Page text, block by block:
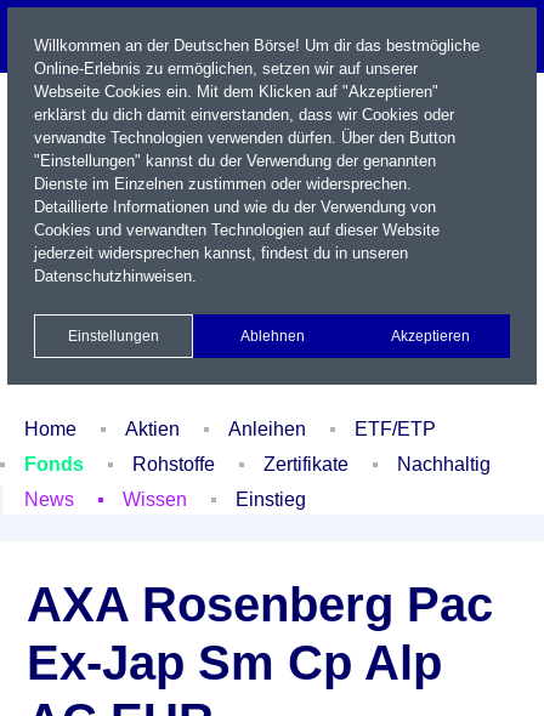
Name / WKN / ISIN / Kürzel
Xetra Realtime
Watchlist Portfolio Login
Home Aktien Anleihen
ETF/ETP
Fonds
Rohstoffe Zertifikate
Nachhaltig
News
Wissen Einstieg
AXA Rosenberg Pac
Ex-Jap Sm Cp Alp
Willkommen an der Deutschen Börse! Um dir das bestmögliche
Online-Erlebnis zu ermöglichen, setzen wir auf unserer
Webseite Cookies ein. Mit dem Klicken auf "Akzeptieren"
erklärst du dich damit einverstanden, dass wir Cookies oder
verwandte Technologien verwenden dürfen. Über den Button
"Einstellungen" kannst du der Verwendung der genannten
Dienste im Einzelnen zustimmen oder widersprechen.
Detaillierte Informationen und wie du der Verwendung von
Cookies und verwandten Technologien auf dieser Website
jederzeit widersprechen kannst, findest du in unseren
Datenschutzhinweisen.
Einstellungen Ablehnen Akzeptieren